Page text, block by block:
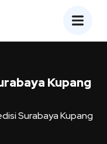
Kupang
Surabaya Kupang